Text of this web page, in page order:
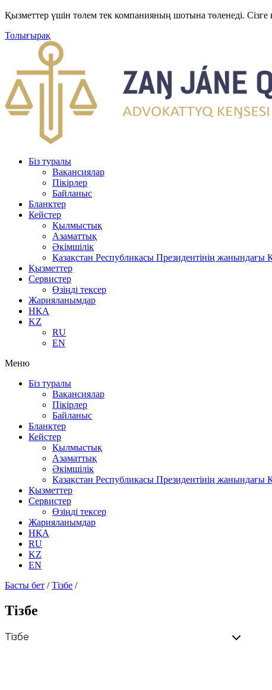
Қызметтер үшін төлем тек компанияның шотына төленеді.
Толығырақ
Біз туралы
Вакансиялар
Пікірлер
Байланыс
Бланктер
Кейстер
Қылмыстық
Азаматтық
Әкімшілік
Қазақстан Республикасы Президентінің жанындағы
Қызметтер
Сервистер
Өзіңді тексер
Жарияланымдар
НҚА
KZ
RU
EN
Меню
Біз туралы
Вакансиялар
Пікірлер
Байланыс
Бланктер
Кейстер
Қылмыстық
Азаматтық
Әкімшілік
Қазақстан Республикасы Президентінің жанындағы
Қызметтер
Сервистер
Өзіңді тексер
Жарияланымдар
НҚА
RU
KZ
EN
Басты бет /Тізбе /
Тізбе